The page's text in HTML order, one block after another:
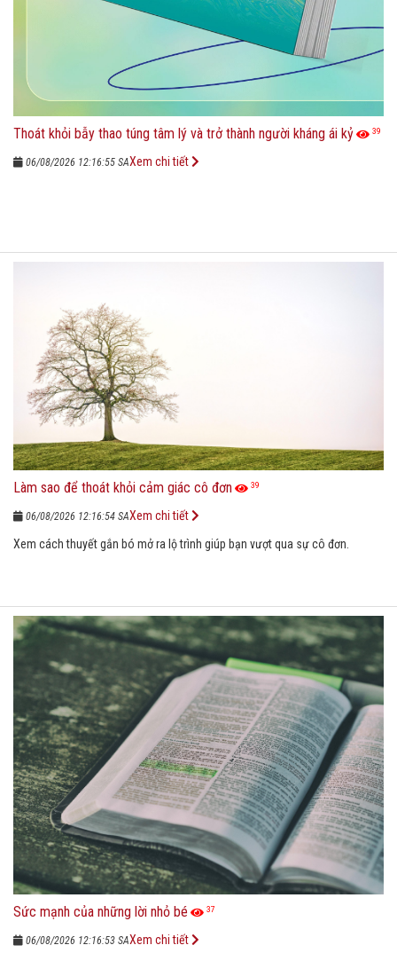
Thoát khỏi bẫy thao túng tâm lý và trở thành người kháng ái kỷ 39
06/08/2026 12:16:55 SAXem chi tiết
Làm sao để thoát khỏi cảm giác cô đơn 39
06/08/2026 12:16:54 SA
Xem cách thuyết gắn bó mở ra lộ trình giúp bạn vượt qua sự cô đơn.
Xem chi tiết
Sức mạnh của những lời nhỏ bé 37
06/08/2026 12:16:53 SAXem chi tiết